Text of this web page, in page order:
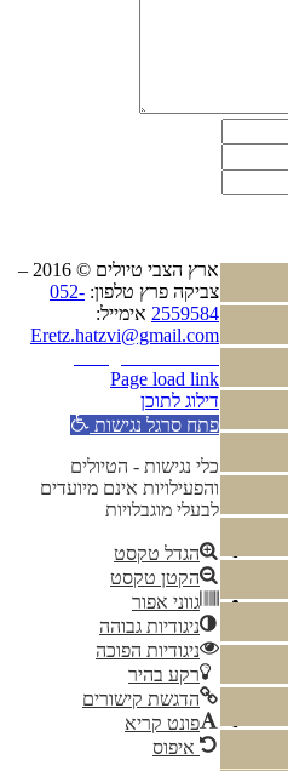
ארץ הצבי טיולים © 2016 –
צביקה פרץ טלפון: 052-
2559584 אימייל:
Eretz.hatzvi@gmail.com
Page load link
דילוג לתוכן
פתח סרגל נגישות
כלי נגישות - הטיולים
והפעילויות אינם מיועדים
לבעלי מוגבלויות
הגדל טקסט
הקטן טקסט
גווני אפור
ניגודיות גבוהה
ניגודיות הפוכה
רקע בהיר
הדגשת קישורים
פונט קריא
איפוס